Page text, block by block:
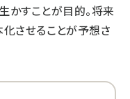
すことが目的。将来
させることが予想さ